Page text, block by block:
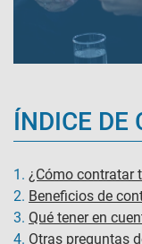
ÍNDICE DE
1. ¿Cómo contratar
2. Beneficios de
3. Qué tener en
4. Otras preguntas